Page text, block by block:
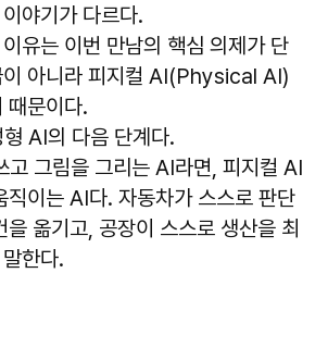
야기가 다르다.
유는 이번 만남의 핵심 의제가 단
이 아니라 피지컬 AI(Physical AI)
때문이다.
AI의 다음 단계다.
고 그림을 그리는 AI라면, 피지컬 AI
직이는 AI다. 자동차가 스스로 판단
옮기고, 공장이 스스로 생산을 최
한다.